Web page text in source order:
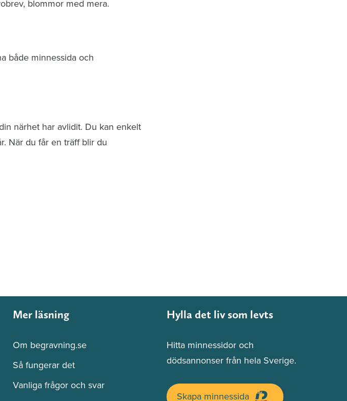
blommor med mera.
både minnessida och
närhet har avlidit. Du kan enkelt
När du får en träff blir du
Mer läsning
Om begravning.se
Så fungerar det
Vanliga frågor och svar
Hylla det liv som levts
Hitta minnessidor och
dödsannonser från hela Sverige.
Skapa minnessida